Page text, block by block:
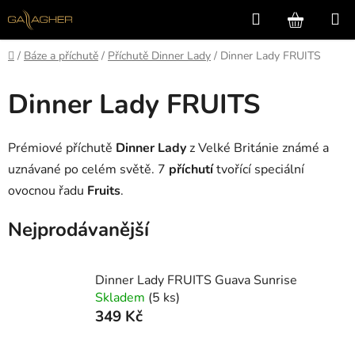
Přejít
na
obsah
Hledat
KOŠÍK
Domů
/ Báze a příchutě / Příchutě Dinner Lady / Dinner Lady FRUITS
Dinner Lady FRUITS
Prémiové příchutě Dinner Ladyz Velké Británie známé a
uznávané po celém světě. 7 příchutítvořící speciální
ovocnou řadu Fruits.
Nejprodávanější
Dinner Lady FRUITS Guava Sunrise
Skladem (5 ks)
349 Kč